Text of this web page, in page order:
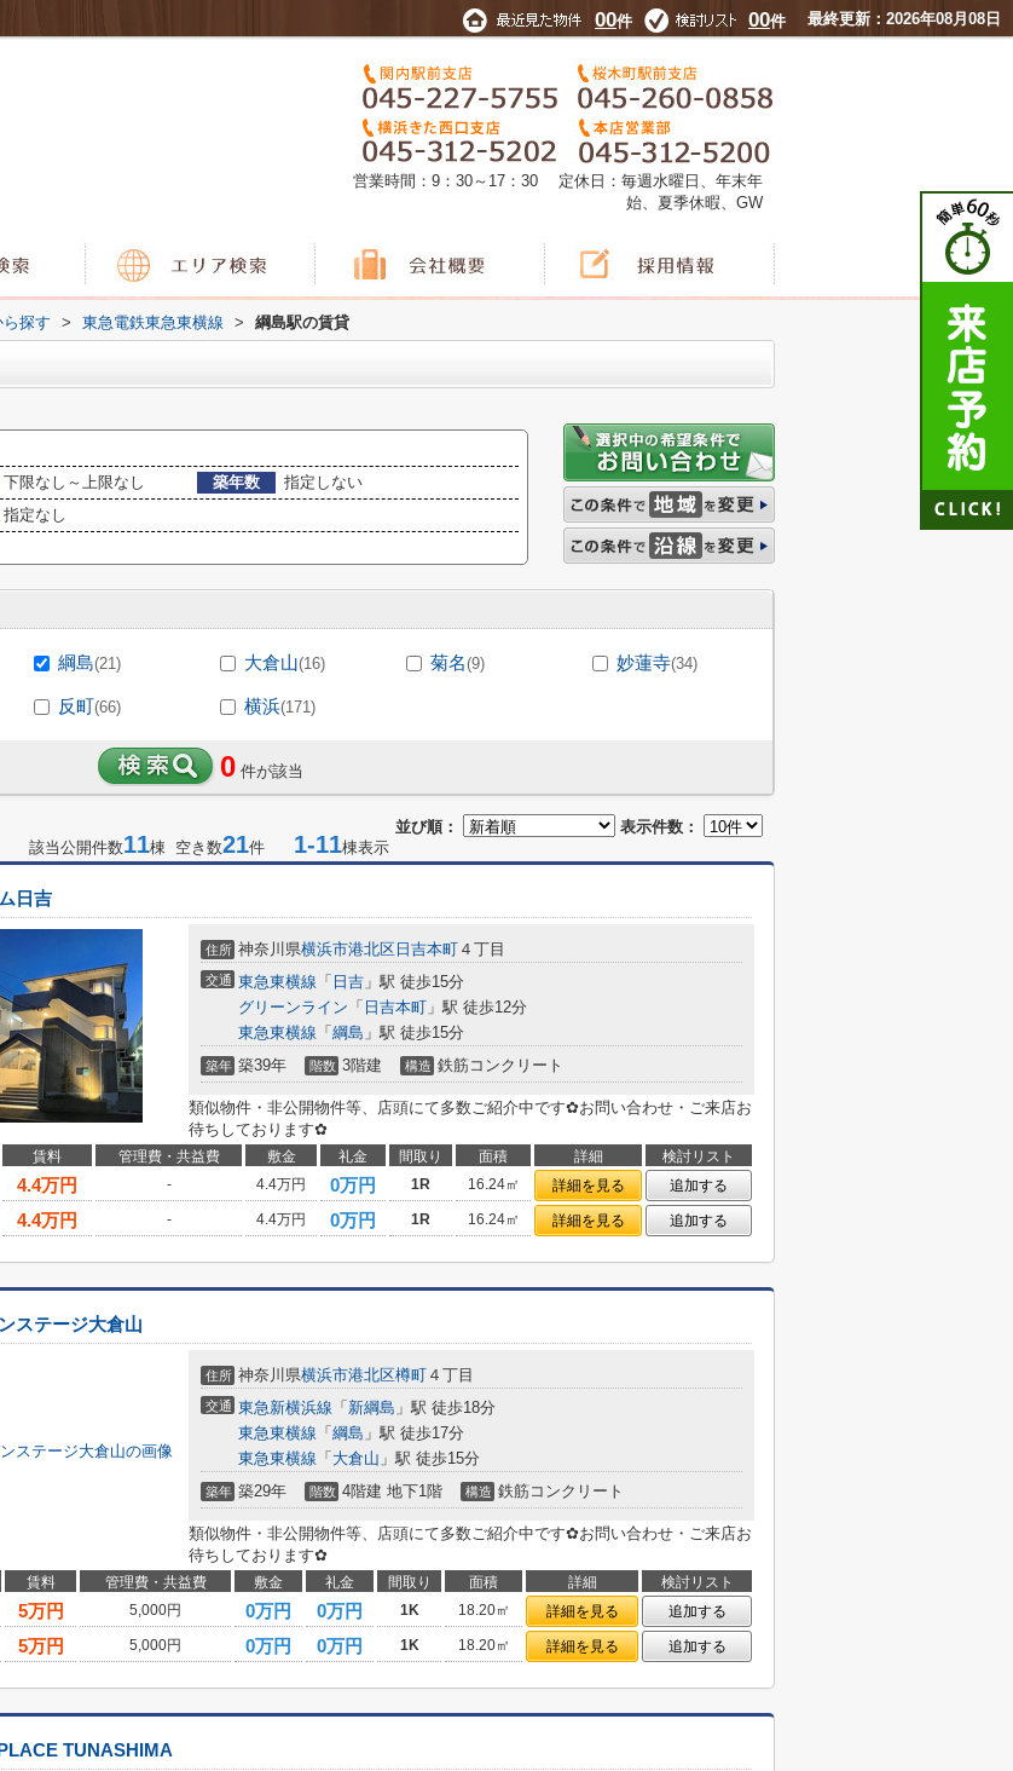
00件 00件 最終更新：2026年08月08日
営業時間：9：30～17：30 定休日：毎週水曜日、年末年
始、夏季休暇、GW
探す > 東急電鉄東急東横線 > 綱島駅の賃貸
下限なし～上限なし 築年数
指定しない
指定なし
綱島(21) 大倉山(16) 菊名(9) 妙蓮寺(34)
反町(66) 横浜(171)
0 件が該当
並び順：
表示件数：
該当公開件数11棟 空き数21件 1-11棟表示
日吉
住所 神奈川県横浜市港北区 日吉本町 ４丁目
交通 東急東横線 「 日吉 」駅 徒歩15分
グリーンライン 「 日吉本町 」駅 徒歩12分
東急東横線 「 綱島 」駅 徒歩15分
築年 築39年 階数 3階建 構造 鉄筋コンクリート
類似物件・非公開物件等、店頭にて多数ご紹介中です✿お問い合わせ・ご来店お
待ちしております✿
賃料 管理費・共益費 敷金 礼金 間取り 面積 詳細
検討リスト
4.4万円 - 4.4万円 0万円 1R 16.24㎡ 詳細を見る
追加する
4.4万円 - 4.4万円 0万円 1R 16.24㎡ 詳細を見る 追加する
ステージ大倉山
住所 神奈川県横浜市港北区樽町 ４丁目
交通 東急新横浜線 「 新綱島 」駅 徒歩18分
東急東横線 「 綱島 」駅 徒歩17分
東急東横線 「 大倉山 」駅 徒歩15分
築年 築29年 階数 4階建 地下1階 構造 鉄筋コンクリート
類似物件・非公開物件等、店頭にて多数ご紹介中です✿お問い合わせ・ご来店お
待ちしております✿
賃料 管理費・共益費 敷金 礼金 間取り 面積 詳細
検討リスト
5万円 5,000円 0万円 0万円 1K 18.20㎡ 詳細を見る
追加する
5万円 5,000円 0万円 0万円 1K 18.20㎡ 詳細を見る 追加する
TUNASHIMA